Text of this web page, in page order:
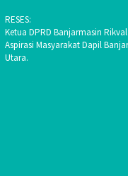
RESES:
Ketua DPRD Banjarmasin
Aspirasi Masyarakat Dapil
Utara.